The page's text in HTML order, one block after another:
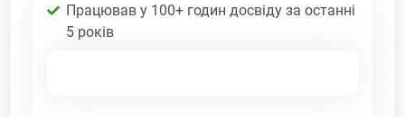
Працював у 100+ годин досвіду за останні
5 років